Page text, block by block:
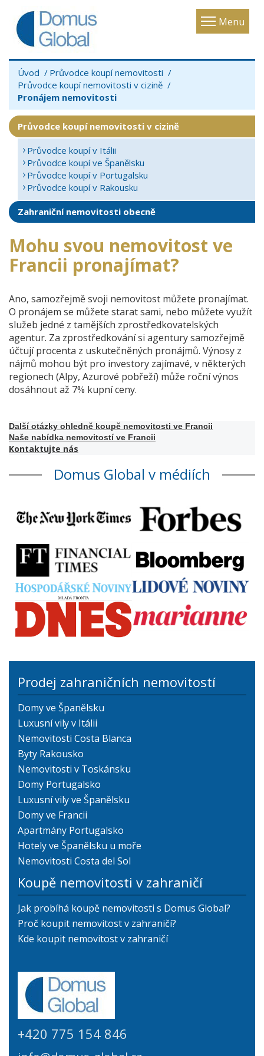
Menu
Toggle
Úvod
Průvodce koupí nemovitosti
Průvodce koupí nemovitosti v cizině
Pronájem nemovitosti
Průvodce koupí nemovitosti v cizině
Průvodce koupí v Itálii
Průvodce koupí ve Španělsku
Průvodce koupí v Portugalsku
Průvodce koupí v Rakousku
Zahraniční nemovitosti obecně
Mohu svou nemovitost ve
Francii pronajímat?
Ano, samozřejmě svoji nemovitost můžete pronajímat.
O pronájem se můžete starat sami, nebo můžete využít
služeb jedné z tamějších zprostředkovatelských
agentur. Za zprostředkování si agentury samozřejmě
účtují procenta z uskutečněných pronájmů. Výnosy z
nájmů mohou být pro investory zajímavé, v některých
regionech (Alpy, Azurové pobřeží) může roční výnos
dosáhnout až 7% kupní ceny.
Další otázky ohledně koupě nemovitosti ve Francii
Naše nabídka nemovitostí ve Francii
Kontaktujte nás
Domus Global v médiích
Prodej zahraničních nemovitostí
Domy ve Španělsku
Luxusní vily v Itálii
Nemovitosti Costa Blanca
Byty Rakousko
Nemovitosti v Toskánsku
Domy Portugalsko
Luxusní vily ve Španělsku
Domy ve Francii
Apartmány Portugalsko
Hotely ve Španělsku u moře
Nemovitosti Costa del Sol
Koupě nemovitosti v zahraničí
Jak probíhá koupě nemovitosti s Domus Global?
Proč koupit nemovitost v zahraničí?
Kde koupit nemovitost v zahraničí
+420 775 154 846